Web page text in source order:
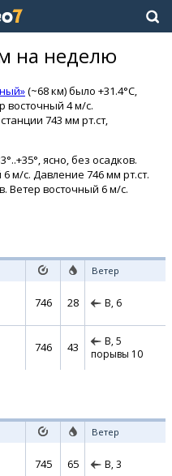
на неделю
(~68 км) было +31.4°C,
восточный 4 м/с.
743 мм рт.ст,
ясно, без осадков.
м/с. Давление 746 мм рт.ст.
Ветер восточный 6 м/с.
Ветер
746 28 В, 6
746 43 В, 5
порывы 10
Ветер
745 65 В, 3